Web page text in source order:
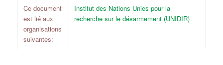
Ce document
est lié aux
organisations
suivantes:
Institut des Nations Unies pour la
recherche sur le désarmement (UNIDIR)